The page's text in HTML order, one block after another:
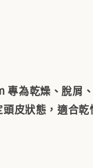
專為乾燥、脫屑
皮狀態，適合